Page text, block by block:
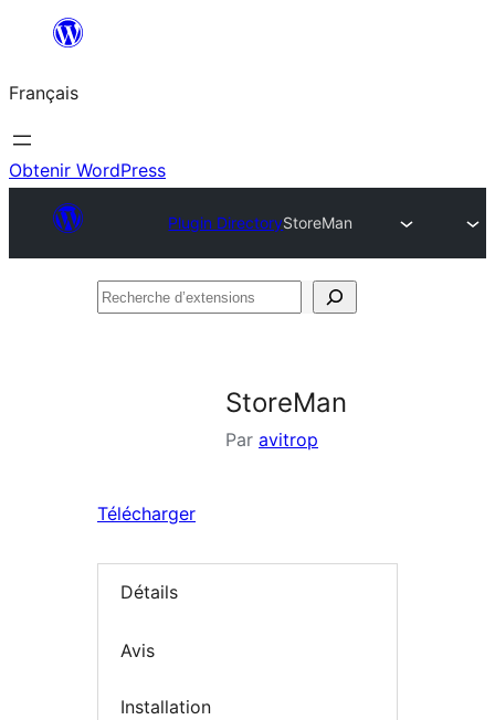
contenu
Français
Obtenir WordPress
Plugin DirectoryStoreMan
Recherche
StoreMan
Par avitrop
Télécharger
Détails
Avis
Installation